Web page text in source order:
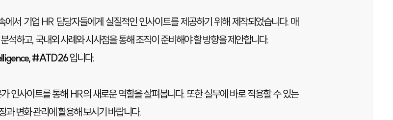
서 기업 HR 담당자들에게 실질적인 인사이트를 제공하기 위해 제작되었습니다. 매
석하고, 국내외 사례와 시사점을 통해 조직이 준비해야 할 방향을 제안합니다.
#ATD26입니다.
인사이트를 통해 HR의 새로운 역할을 살펴봅니다. 또한 실무에 바로 적용할 수 있는
변화 관리에 활용해 보시기 바랍니다.